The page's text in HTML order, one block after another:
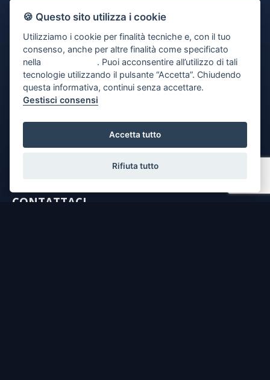
DOVE SIAMO
CONTATTACI
🍪 Questo sito utilizza i cookie
Utilizziamo i cookie per finalità tecniche e, con il tuo
consenso, anche per altre finalità come specificato
nella
. Puoi acconsentire all’utilizzo di tali
tecnologie utilizzando il pulsante “Accetta”. Chiudendo
questa informativa, continui senza accettare.
Gestisci consensi
Accetta tutto
Rifiuta tutto